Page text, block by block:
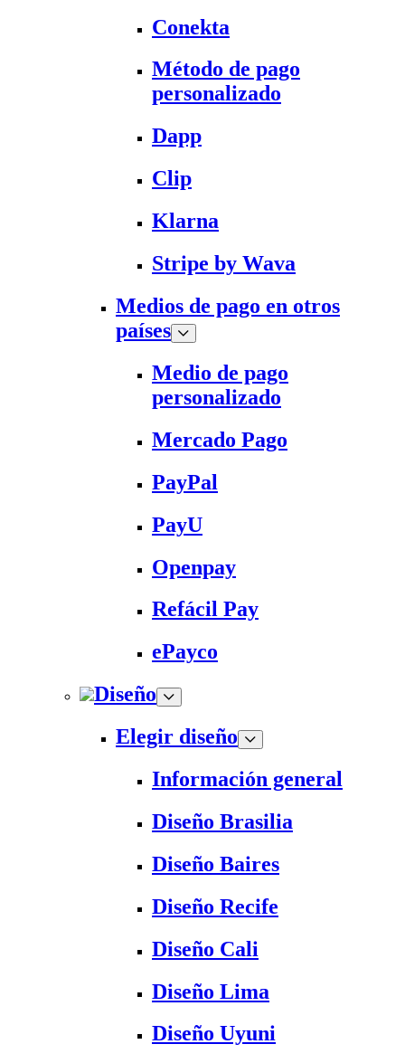
Conekta
Método de pago
personalizado
Dapp
Clip
Klarna
Stripe by Wava
Medios de pago en otros
países
Medio de pago
personalizado
Mercado Pago
PayPal
PayU
Openpay
Refácil Pay
ePayco
Diseño
Elegir diseño
Información general
Diseño Brasilia
Diseño Baires
Diseño Recife
Diseño Cali
Diseño Lima
Diseño Uyuni